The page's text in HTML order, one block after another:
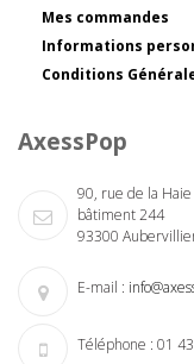
Mes commandes
Informations
Conditions
AxessPop
90, rue de la Haie
bâtiment 244
93300
E-mail :
Téléphone : 01